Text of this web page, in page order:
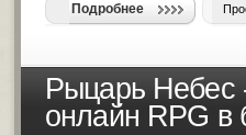
Подробнее
Рыцарь Небес
онлайн RPG в